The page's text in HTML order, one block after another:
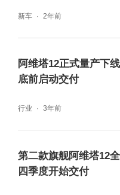
源联合打造，以顶
先。
华为为双车带来全
面，两车均搭载华
路图像级激光雷达
驶系统与CAS 4.0
新车 2年前
阿维塔12正式量产下
底前启动交付
行业 3年前
第二款旗舰阿维塔12
四季度开始交付